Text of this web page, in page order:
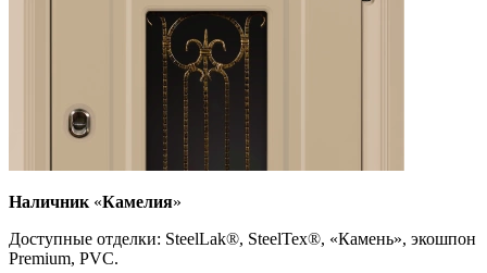
Наличник «Камелия»
Доступные отделки: SteelLak®, SteelTex®, «Камень», экошпон
Premium, PVC.